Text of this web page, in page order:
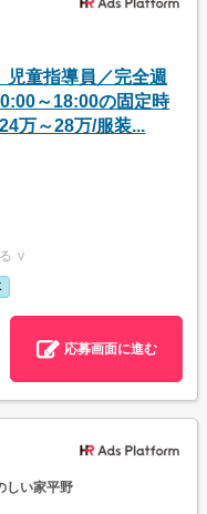
児童指導員／完全週
～18:00の固定時
万～28万/服装...
∨
応募画面に進む
しい家平野